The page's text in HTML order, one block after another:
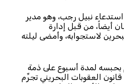
نبيل رجب، وهو مدير
أيضاً، من قبل إدارة
لاستجوابه، وأمضى ليلته
بحبسه لمدة أسبوع على ذمة
العقوبات البحريني تجرِّم